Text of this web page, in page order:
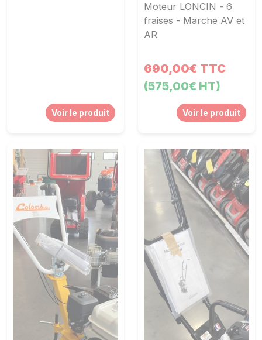
Voir le produit
Moteur LONCIN - 6
fraises - Marche AV et
AR
690,00€ TTC
(575,00€ HT)
Voir le produit